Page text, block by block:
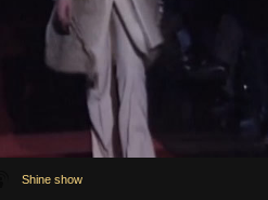
Shine show